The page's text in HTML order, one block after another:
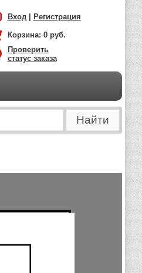
Вход| Регистрация
Корзина: 0 руб.
Проверить
статус заказа